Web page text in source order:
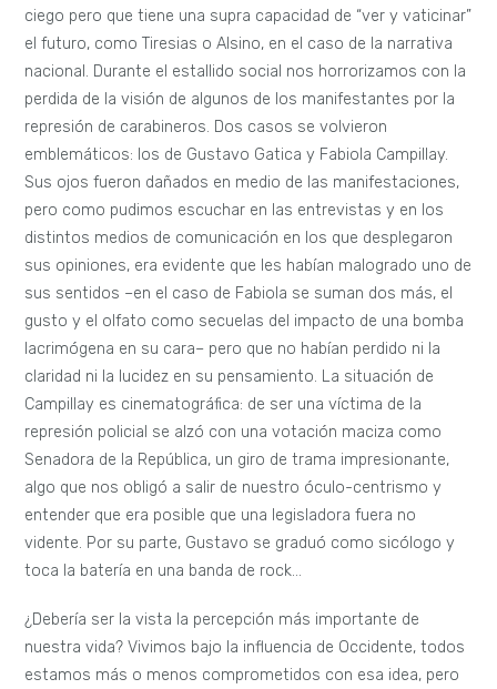
ciego pero que tiene una supra capacidad de “ver y vaticinar”
el futuro, como Tiresias o Alsino, en el caso de la narrativa
nacional. Durante el estallido social nos horrorizamos con la
perdida de la visión de algunos de los manifestantes por la
represión de carabineros. Dos casos se volvieron
emblemáticos: los de Gustavo Gatica y Fabiola Campillay.
Sus ojos fueron dañados en medio de las manifestaciones,
pero como pudimos escuchar en las entrevistas y en los
distintos medios de comunicación en los que desplegaron
sus opiniones, era evidente que les habían malogrado uno de
sus sentidos –en el caso de Fabiola se suman dos más, el
gusto y el olfato como secuelas del impacto de una bomba
lacrimógena en su cara– pero que no habían perdido ni la
claridad ni la lucidez en su pensamiento. La situación de
Campillay es cinematográfica: de ser una víctima de la
represión policial se alzó con una votación maciza como
Senadora de la República, un giro de trama impresionante,
algo que nos obligó a salir de nuestro óculo-centrismo y
entender que era posible que una legisladora fuera no
vidente. Por su parte, Gustavo se graduó como sicólogo y
toca la batería en una banda de rock…
¿Debería ser la vista la percepción más importante de
nuestra vida? Vivimos bajo la influencia de Occidente, todos
estamos más o menos comprometidos con esa idea, pero